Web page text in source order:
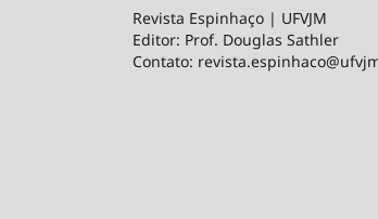
Revista Espinhaço | UFVJM
Editor: Prof. Douglas Sathler
Contato: